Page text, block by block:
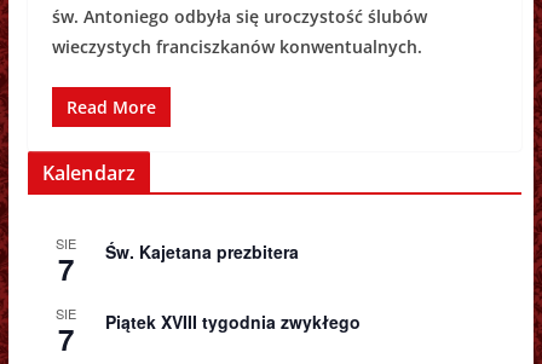
św. Antoniego odbyła się uroczystość ślubów
wieczystych franciszkanów konwentualnych.
Read More
Kalendarz
SIE
7 Św. Kajetana prezbitera
SIE
7 Piątek XVIII tygodnia zwykłego